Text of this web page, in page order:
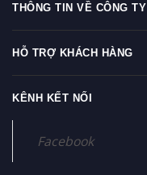
THÔNG TIN VỀ CÔNG TY
HỖ TRỢ KHÁCH HÀNG
KÊNH KẾT NỐI
Facebook